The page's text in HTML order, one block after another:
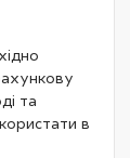
та
в